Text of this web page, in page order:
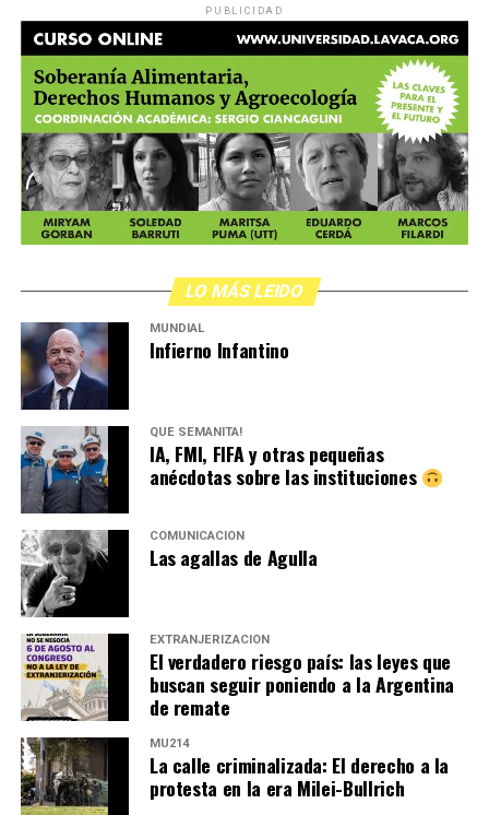
PUBLICIDAD
LO MÁS LEIDO
MUNDIAL
Infierno Infantino
QUÉ SEMANITA!
IA, FMI, FIFA y otras pequeñas
anécdotas sobre las instituciones
COMUNICACIÓN
Las agallas de Agulla
EXTRANJERIZACIÓN
El verdadero riesgo país: las leyes que
buscan seguir poniendo a la Argentina
de remate
MU214
La calle criminalizada: El derecho a la
protesta en la era Milei-Bullrich